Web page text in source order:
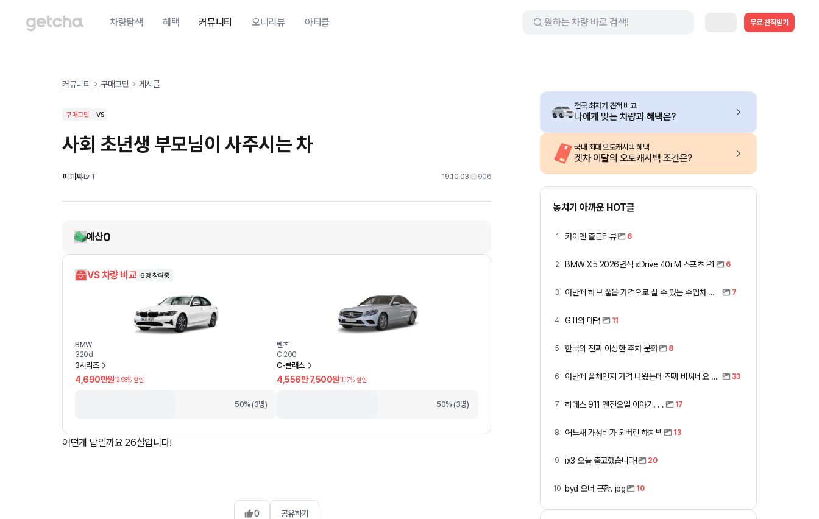
차량탐색 혜택 커뮤니티 오너리뷰 아티클 무료 견적받기
커뮤니티 구매고민 게시글
구매고민 VS
사회 초년생 부모님이 사주시는 차
피피쨔Lv 1 19.10.03 906
예산0
VS 차량 비교 6명 참여중
BMW
320d
3시리즈
4,690만원12.98% 할인
50% (3명)
벤츠
C 200
C-클래스
4,556만 7,500원11.17% 할인
50% (3명)
어떤게 답일까요 26살입니다!
0 공유하기
전국 최저가 견적 비교
나에게 맞는 차량과 혜택은?
국내 최대 오토캐시백 혜택
겟차 이달의 오토캐시백 조건은?
놓치기 아까운 HOT글
1 카이엔 출근리뷰 6
2 BMW X5 2026년식 xDrive 40i M 스포츠 P1 6
3 아반떼 하브 풀옵 가격으로 살 수 있는 수입차 모아봤습니다 (중고 포함) 7
4 GTI의 매력 11
5 한국의 진짜 이상한 주차 문화 8
6 아반떼 풀체인지 가격 나왔는데 진짜 비싸네요 ㅎㅎ 33
7 하데스 911 엔진오일 이야기. . . 17
8 어느새 가성비가 되버린 해치백 13
9 ix3 오늘 출고했습니다! 20
10 byd 오너 근황. jpg 10